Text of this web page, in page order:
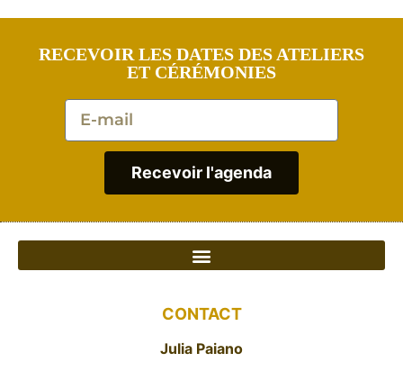
RECEVOIR LES DATES DES ATELIERS
ET CÉRÉMONIES
Recevoir l'agenda
CONTACT
Julia Paiano